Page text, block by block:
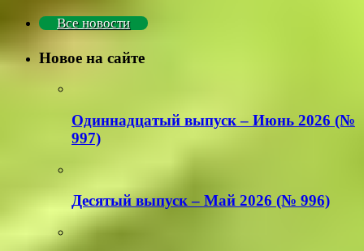
Все новости
Новое на сайте
Одиннадцатый выпуск – Июнь 2026 (№
997)
Деcятый выпуск – Май 2026 (№ 996)